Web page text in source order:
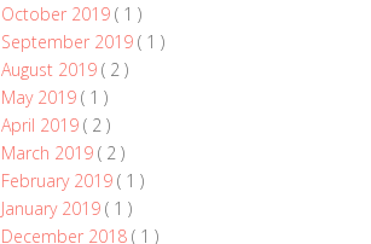
October 2019 ( 1 )
September 2019 ( 1 )
August 2019 ( 2 )
May 2019 ( 1 )
April 2019 ( 2 )
March 2019 ( 2 )
February 2019 ( 1 )
January 2019 ( 1 )
December 2018 ( 1 )